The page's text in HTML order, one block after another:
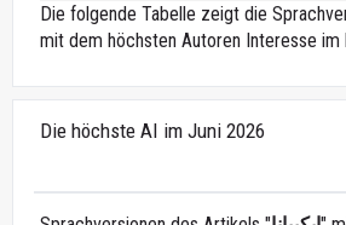
Die folgende Tabelle zeigt die
mit dem höchsten Autoren Interesse im
Die höchste AI im Juni 2026